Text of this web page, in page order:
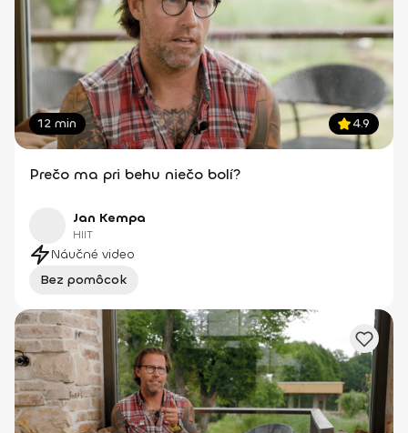
12 min 4.9
Prečo ma pri behu niečo bolí?
Jan Kempa
HIIT
Náučné video
Bez pomôcok